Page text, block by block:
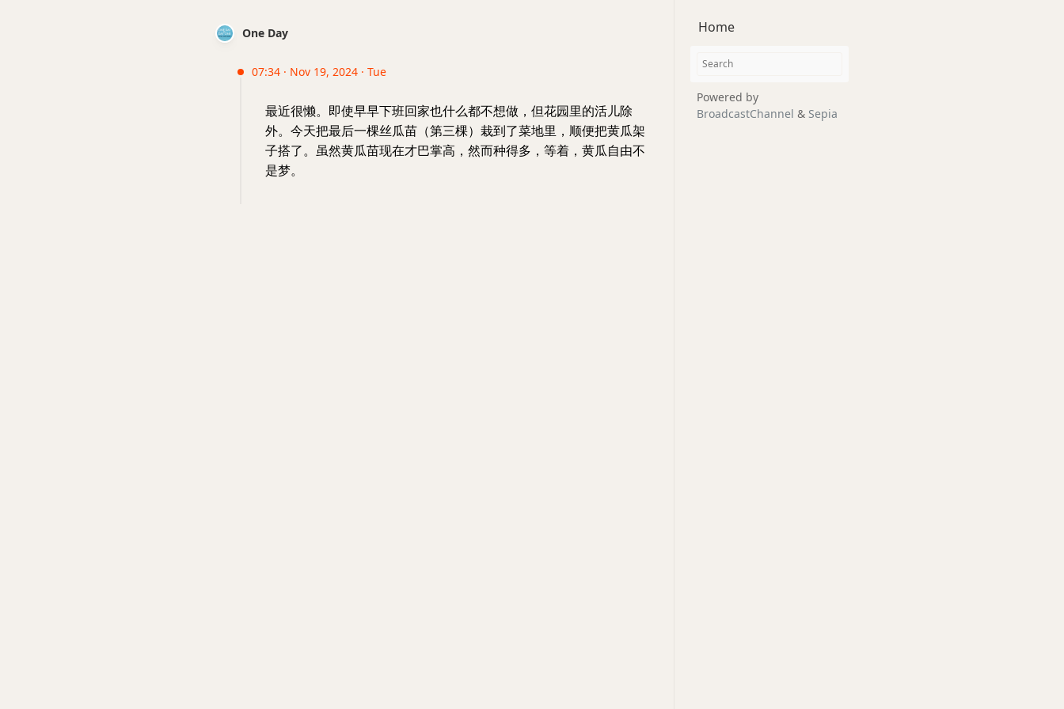
One Day
07:34 · Nov 19, 2024 · Tue
最近很懒。即使早早下班回家也什么都不想做，但花园里的活儿除
外。今天把最后一棵丝瓜苗（第三棵）栽到了菜地里，顺便把黄瓜架
子搭了。虽然黄瓜苗现在才巴掌高，然而种得多，等着，黄瓜自由不
是梦。
Home
Powered by
BroadcastChannel & Sepia